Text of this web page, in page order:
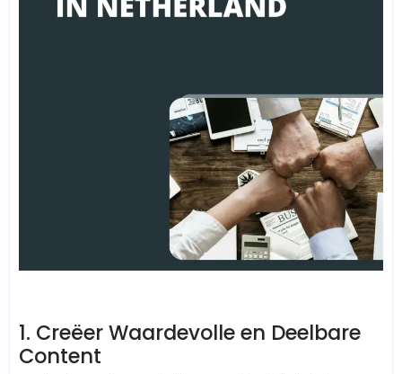
1. Creëer Waardevolle en Deelbare
Content